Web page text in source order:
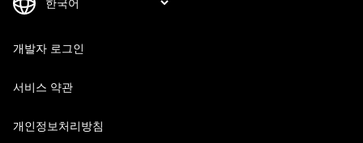
개발자 로그인
서비스 약관
개인정보처리방침